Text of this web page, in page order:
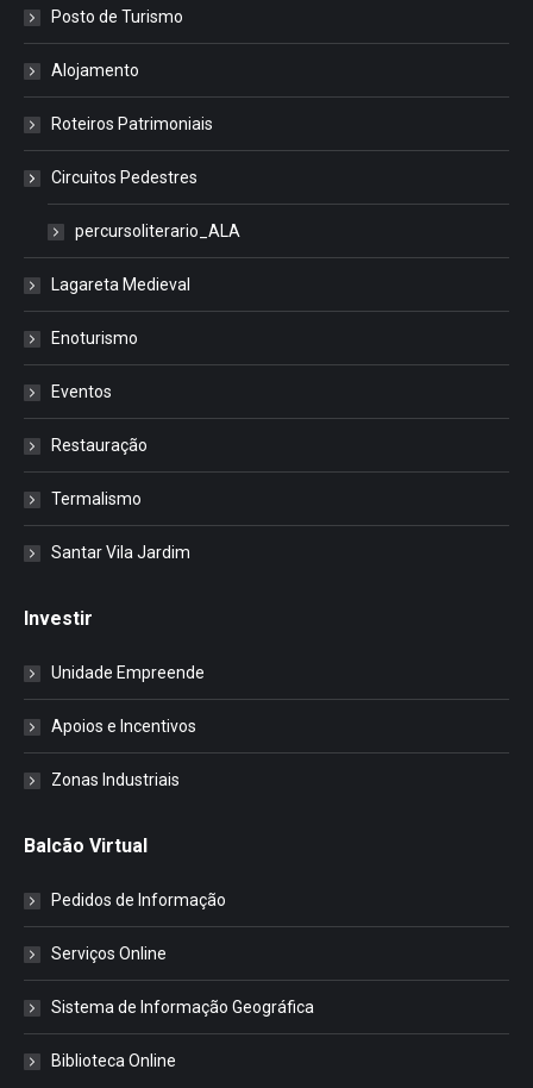
Posto de Turismo
Alojamento
Roteiros Patrimoniais
Circuitos Pedestres
percursoliterario_ALA
Lagareta Medieval
Enoturismo
Eventos
Restauração
Termalismo
Santar Vila Jardim
Investir
Unidade Empreende
Apoios e Incentivos
Zonas Industriais
Balcão Virtual
Pedidos de Informação
Serviços Online
Sistema de Informação Geográfica
Biblioteca Online